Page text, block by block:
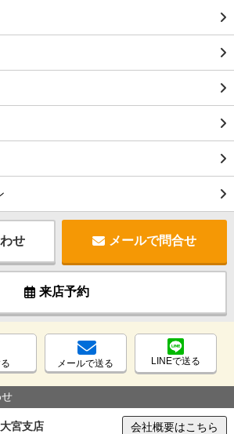
せ メールで問合せ
来店予約
メールで送る LINEで送る
宮支店 会社概要はこちら